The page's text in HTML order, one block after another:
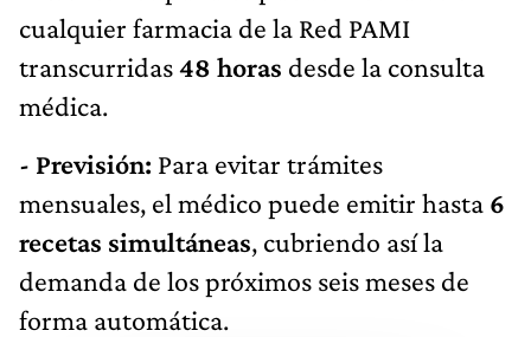
cualquier farmacia de la Red PAMI
transcurridas48 horas desde la consulta
médica.
- Previsión: Para evitar trámites
mensuales, el médico puede emitir hasta 6
recetas simultáneas, cubriendo así la
demanda de los próximos seis meses de
forma automática.